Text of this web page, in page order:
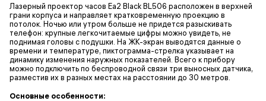
Лазерный проектор часов Еа2 Black BL506 расположен в верхней
грани корпуса и направляет кратковременную проекцию в
потолок. Ночью или утром больше не придется разыскивать
телефон: крупные легкочитаемые цифры можно увидеть, не
поднимая головы с подушки. На ЖК-экран выводятся данные о
времени и температуре, пиктограмма-стрелка указывает на
динамику изменения наружных показателей. Всего к прибору
можно подключить по беспроводной связи три выносных датчика,
разместив их в разных местах на расстоянии до 30 метров.
Основные особенности: